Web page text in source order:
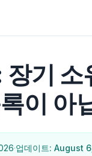
기 소
이 아
·업데이트: August